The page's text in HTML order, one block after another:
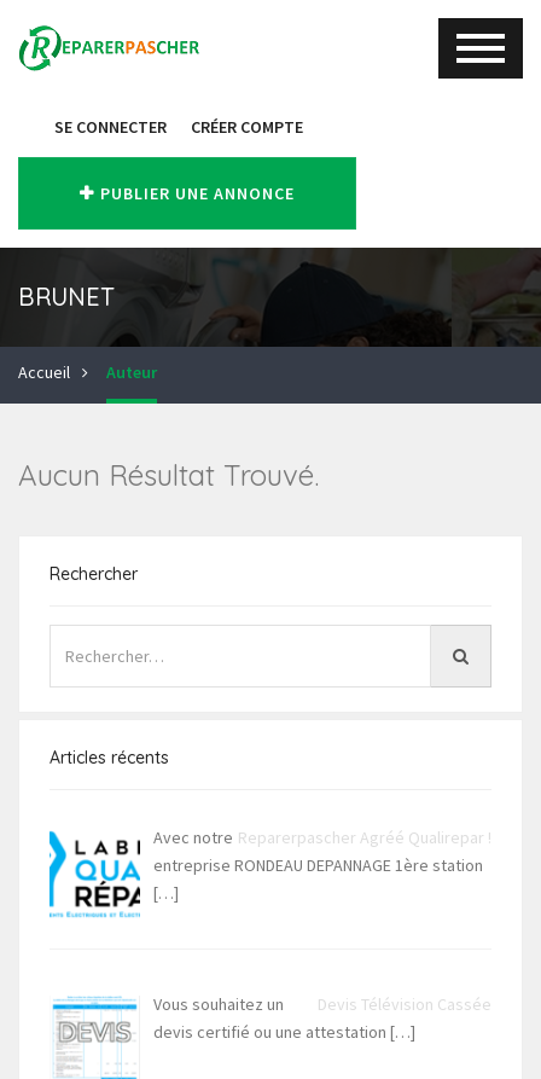
SE CONNECTER CRÉER COMPTE
PUBLIER UNE ANNONCE
BRUNET
Accueil Auteur
Aucun Résultat Trouvé.
Rechercher
Articles récents
Reparerpascher Agréé Qualirepar !
Avec notre
entreprise RONDEAU DEPANNAGE 1ère station
[…]
Devis Télévision Cassée
Vous souhaitez un
devis certifié ou une attestation […]